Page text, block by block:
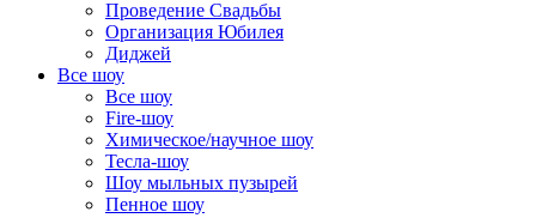
Проведение Свадьбы
Организация Юбилея
Диджей
Все шоу
Все шоу
Fire-шоу
Химическое/научное шоу
Тесла-шоу
Шоу мыльных пузырей
Пенное шоу